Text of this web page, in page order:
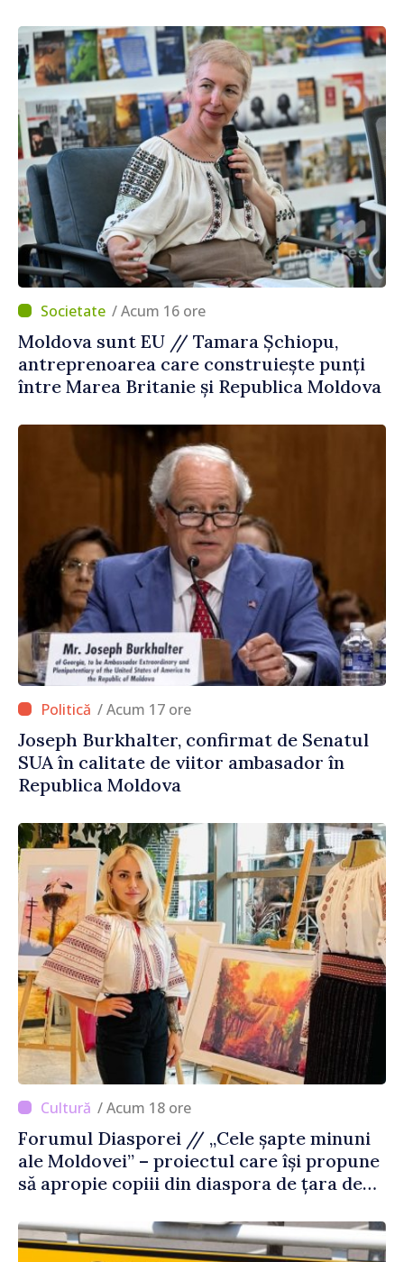
/ Acum 16 ore
Moldova sunt EU // Tamara Șchiopu,
antreprenoarea care construiește punți
între Marea Britanie și Republica Moldova
/ Acum 17 ore
Joseph Burkhalter, confirmat de Senatul
SUA în calitate de viitor ambasador în
Republica Moldova
/ Acum 18 ore
Forumul Diasporei // „Cele șapte minuni
ale Moldovei” – proiectul care își propune
să apropie copiii din diaspora de țara de